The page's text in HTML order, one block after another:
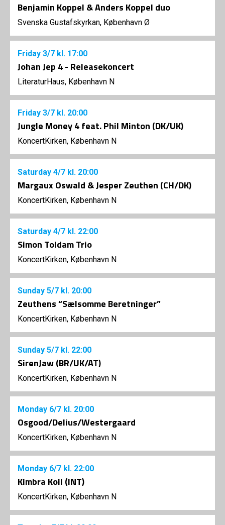
Benjamin Koppel & Anders Koppel duo
Svenska Gustafskyrkan, København Ø
Friday 3/7 kl. 17:00
Johan Jep 4 - Releasekoncert
LiteraturHaus, København N
Friday 3/7 kl. 20:00
Jungle Money 4 feat. Phil Minton (DK/UK)
KoncertKirken, København N
Saturday 4/7 kl. 20:00
Margaux Oswald & Jesper Zeuthen (CH/DK)
KoncertKirken, København N
Saturday 4/7 kl. 22:00
Simon Toldam Trio
KoncertKirken, København N
Sunday 5/7 kl. 20:00
Zeuthens “Sælsomme Beretninger”
KoncertKirken, København N
Sunday 5/7 kl. 22:00
SirenJaw (BR/UK/AT)
KoncertKirken, København N
Monday 6/7 kl. 20:00
Osgood/Delius/Westergaard
KoncertKirken, København N
Monday 6/7 kl. 22:00
Kimbra Koil (INT)
KoncertKirken, København N